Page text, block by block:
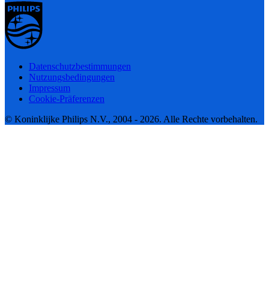
Datenschutzbestimmungen
Nutzungsbedingungen
Impressum
Cookie-Präferenzen
© Koninklijke Philips N.V., 2004 - 2026. Alle Rechte vorbehalten.